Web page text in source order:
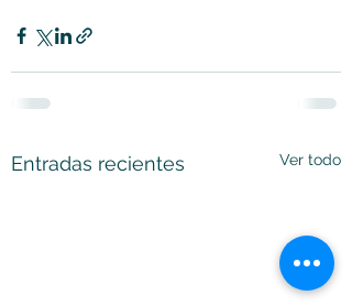
Entradas recientes Ver todo